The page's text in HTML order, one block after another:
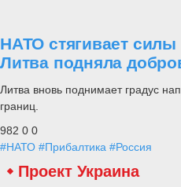
НАТО стягивает
Литва подняла
Литва вновь поднимает градус
границ.
982 0 0
#НАТО #Прибалтика #Россия
Проект Украина